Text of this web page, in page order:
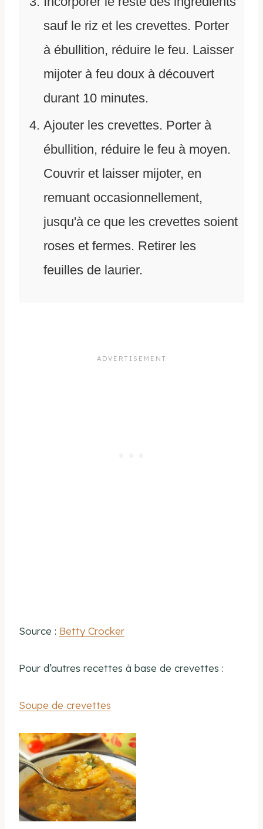
sauf le riz et les crevettes. Porter
à ébullition, réduire le feu. Laisser
mijoter à feu doux à découvert
durant 10 minutes.
Ajouter les crevettes. Porter à
ébullition, réduire le feu à moyen.
Couvrir et laisser mijoter, en
remuant occasionnellement,
jusqu'à ce que les crevettes soient
roses et fermes. Retirer les
feuilles de laurier.
Source : Betty Crocker
Pour d’autres recettes à base de crevettes :
Soupe de crevettes